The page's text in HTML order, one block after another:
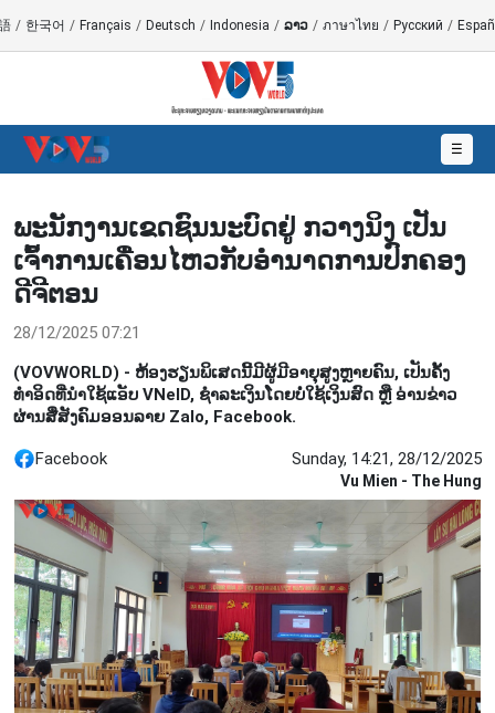
/ 한국어 / Français / Deutsch / Indonesia / ລາວ / ภาษาไทย / Русский /
☰
ພະນັກງານເຂດຊົນນະບົດຢູ່ ກວາງນິງ ເປັນ
ເຈົ້າການເຄື່ອນໄຫວກັບອຳນາດການປົກຄອງ
ດີຈີຕອນ
28/12/2025 07:21
(VOVWORLD) - ຫ້ອງຮຽນພິເສດນີ້ມີຜູ້ມີອາຍຸສູງຫຼາຍຄົນ, ເປັນຄັ້ງ
ທຳອິດທີ່ນຳໃຊ້ແອັບ VNeID, ຊຳລະເງິນໂດຍບໍ່ໃຊ້ເງິນສົດ ຫຼື ອ່ານຂ່າວ
ຜ່ານສື່ສັງຄົມອອນລາຍ Zalo, Facebook.
Facebook Sunday, 14:21, 28/12/2025
Vu Mien - The Hung